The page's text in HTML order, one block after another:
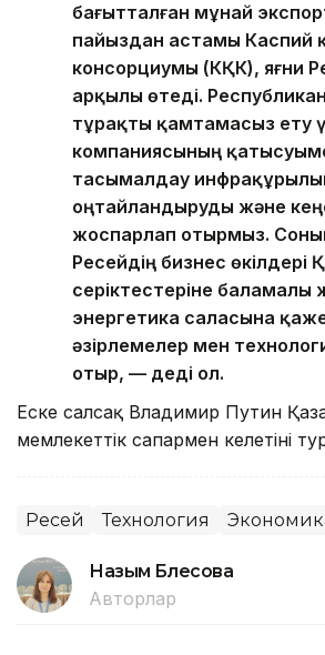
бағытталған мұнай
пайыздан астамы Каспий
консорциумы (КҚК), яғни
арқылы өтеді.
тұрақты қамтамасыз ету
компаниясының
тасымалдау
оңтайландыруды және
жоспарлап отырмыз.
Ресейдің бизнес өкілдері
серіктестеріне баламалы
энергетика саласына
әзірлемелер мен
отыр, — деді ол.
Еске салсақ Владимир Путин
мемлекеттік сапармен келетіні
Ресей Технология
Назым Бөлесова
Авторлар